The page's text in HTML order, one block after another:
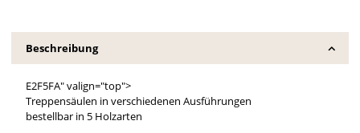
Beschreibung
E2F5FA" valign="top">
Treppensäulen in verschiedenen Ausführungen
bestellbar in 5 Holzarten